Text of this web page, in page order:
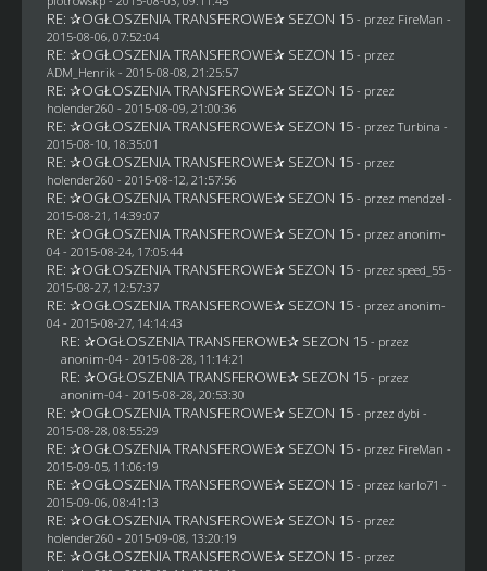
RE: ✰OGŁOSZENIA TRANSFEROWE✰ SEZON 15 - przez FireMan -
2015-08-06, 07:52:04
RE: ✰OGŁOSZENIA TRANSFEROWE✰ SEZON 15 - przez
ADM_Henrik - 2015-08-08, 21:25:57
RE: ✰OGŁOSZENIA TRANSFEROWE✰ SEZON 15 - przez
holender260 - 2015-08-09, 21:00:36
RE: ✰OGŁOSZENIA TRANSFEROWE✰ SEZON 15 - przez Turbina -
2015-08-10, 18:35:01
RE: ✰OGŁOSZENIA TRANSFEROWE✰ SEZON 15 - przez
holender260 - 2015-08-12, 21:57:56
RE: ✰OGŁOSZENIA TRANSFEROWE✰ SEZON 15 - przez mendzel -
2015-08-21, 14:39:07
RE: ✰OGŁOSZENIA TRANSFEROWE✰ SEZON 15 - przez anonim-
04- 2015-08-24, 17:05:44
RE: ✰OGŁOSZENIA TRANSFEROWE✰ SEZON 15 - przez speed_55 -
2015-08-27, 12:57:37
RE: ✰OGŁOSZENIA TRANSFEROWE✰ SEZON 15 - przez anonim-
04- 2015-08-27, 14:14:43
RE: ✰OGŁOSZENIA TRANSFEROWE✰ SEZON 15 - przez
anonim-04- 2015-08-28, 11:14:21
RE: ✰OGŁOSZENIA TRANSFEROWE✰ SEZON 15 - przez
anonim-04- 2015-08-28, 20:53:30
RE: ✰OGŁOSZENIA TRANSFEROWE✰ SEZON 15 - przez dybi -
2015-08-28, 08:55:29
RE: ✰OGŁOSZENIA TRANSFEROWE✰ SEZON 15 - przez FireMan -
2015-09-05, 11:06:19
RE: ✰OGŁOSZENIA TRANSFEROWE✰ SEZON 15 - przez karlo71 -
2015-09-06, 08:41:13
RE: ✰OGŁOSZENIA TRANSFEROWE✰ SEZON 15 - przez
holender260 - 2015-09-08, 13:20:19
RE: ✰OGŁOSZENIA TRANSFEROWE✰ SEZON 15 - przez